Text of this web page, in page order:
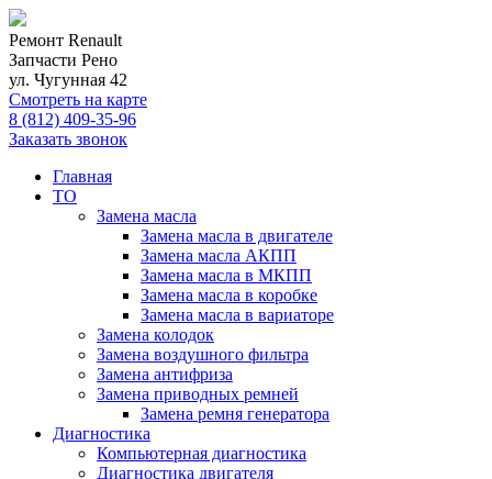
Ремонт Renault
Запчасти Рено
ул. Чугунная 42
Смотреть на карте
8 (812) 409-35-96
Заказать звонок
Главная
ТО
Замена масла
Замена масла в двигателе
Замена масла АКПП
Замена масла в МКПП
Замена масла в коробке
Замена масла в вариаторе
Замена колодок
Замена воздушного фильтра
Замена антифриза
Замена приводных ремней
Замена ремня генератора
Диагностика
Компьютерная диагностика
Диагностика двигателя